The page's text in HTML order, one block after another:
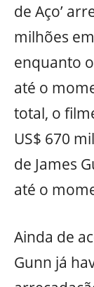
de Aço’
milhões
enquanto
até o
total, o
US$ 670
de James
até o
Ainda de
Gunn já